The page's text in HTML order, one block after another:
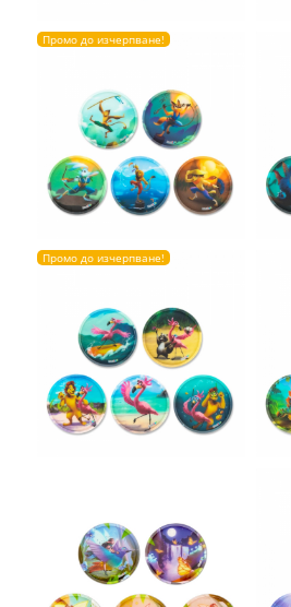
Промо до изчерпване!
Промо до изчерпване!